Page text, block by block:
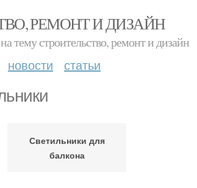
РЕМОНТ И ДИЗАЙН
тему строительство, ремонт и дизайн
новости статьи
Светильники для
балкона